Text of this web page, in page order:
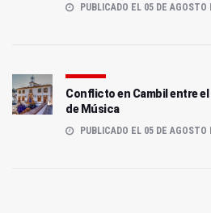
PUBLICADO EL 05 DE AGOSTO
Conflicto en Cambil entre
de Música
PUBLICADO EL 05 DE AGOSTO